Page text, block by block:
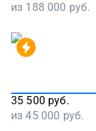
из 188 000 руб.
35 500 руб.
из45 000 руб.